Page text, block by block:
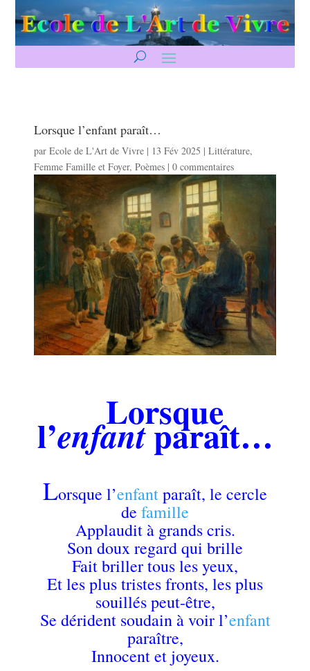
Lorsque l’enfant paraît…
parEcole de L'Art de Vivre | 13 Fév 2025 |Littérature,
Femme Famille et Foyer,Poèmes |0 commentaires
Lorsque
l’enfantparaît…
Lorsque l’enfantparaît, le cercle
de famille
Applaudit à grands cris.
Son doux regard qui brille
Fait briller tous les yeux,
Et les plus tristes fronts, les plus
souillés peut-être,
Se dérident soudain à voir l’enfant
paraître,
Innocent et joyeux.